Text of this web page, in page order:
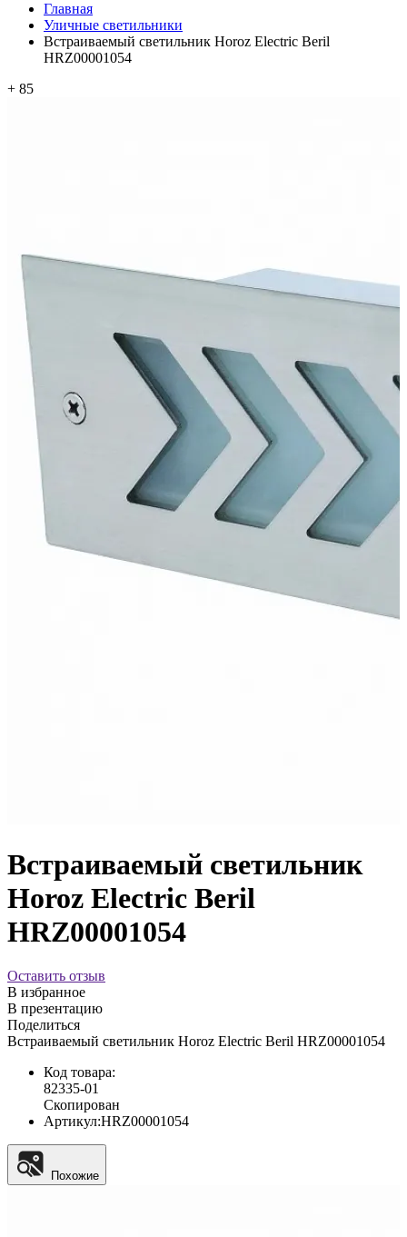
Главная
Уличные светильники
Встраиваемый светильник Horoz Electric Beril
HRZ00001054
+ 85
Встраиваемый светильник
Horoz Electric Beril
HRZ00001054
Оставить отзыв
В избранное
В презентацию
Поделиться
Встраиваемый светильник Horoz Electric Beril HRZ00001054
Код товара:
82335-01
Скопирован
Артикул:HRZ00001054
Похожие